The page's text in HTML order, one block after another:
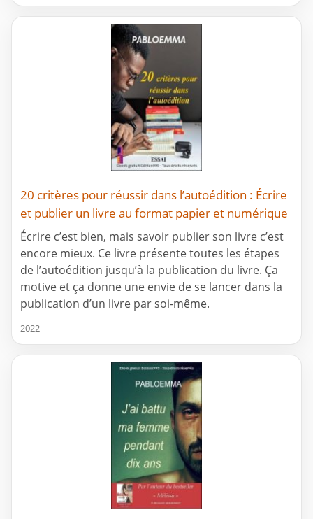
20 critères pour réussir dans l’autoédition : Écrire
et publier un livre au format papier et numérique
Écrire c’est bien, mais savoir publier son livre c’est
encore mieux. Ce livre présente toutes les étapes
de l’autoédition jusqu’à la publication du livre. Ça
motive et ça donne une envie de se lancer dans la
publication d’un livre par soi-même.
2022